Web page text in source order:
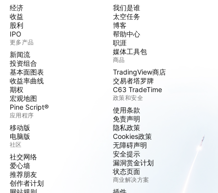
经济
收益
股利
IPO
更多产品
新闻流
投资组合
基本面图表
收益率曲线
期权
宏观地图
Pine Script®
应用程序
移动版
电脑版
社区
社交网络
爱心墙
推荐朋友
创作者计划
我们是谁
太空任务
博客
帮助中心
职涯
媒体工具包
商品
TradingView商店
交易者塔罗牌
C63 TradeTime
政策和安全
使用条款
免责声明
隐私政策
Cookies政策
无障碍声明
安全提示
漏洞赏金计划
状态页面
商业解决方案